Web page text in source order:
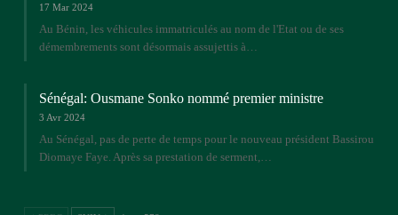
17 Mar 2024
Au Bénin, les véhicules immatriculés au nom de l'Etat ou de ses
démembrements sont désormais assujettis à…
Sénégal: Ousmane Sonko nommé premier ministre
3 Avr 2024
Au Sénégal, pas de perte de temps pour le nouveau président Bassirou
Diomaye Faye. Après sa prestation de serment,…